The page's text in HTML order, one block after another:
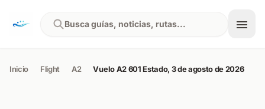
Busca guías, noticias, rutas...
Inicio Flight A2 Vuelo A2 601 Estado, 3 de agosto de 2026